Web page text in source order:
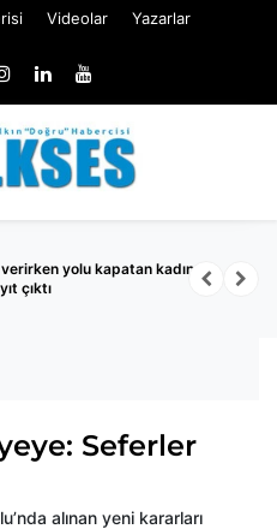
Videolar Yazarlar
yolu kapatan kadın
çıktı
Seferler
alınan yeni kararları